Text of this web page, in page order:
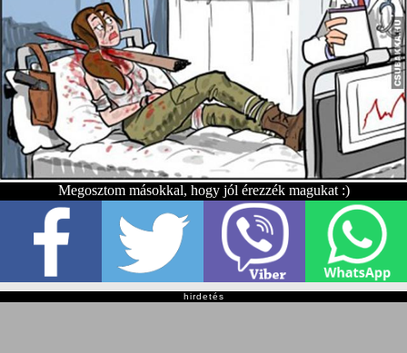
Megosztom másokkal, hogy jól érezzék magukat :)
hirdetés